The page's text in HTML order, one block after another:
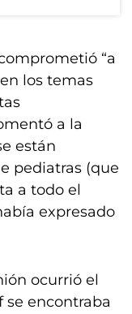
“a
los temas
a la
están
pediatras (que
a todo el
expresado
ocurrió el
se encontraba